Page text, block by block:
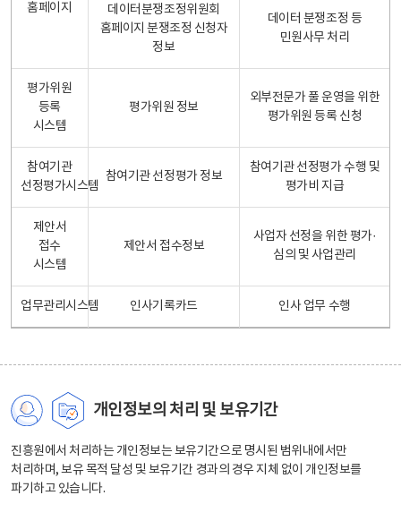
홈페이지
데이터분쟁조정위원회
홈페이지 분쟁조정 신청자
정보
데이터 분쟁조정 등
민원사무 처리
평가위원
등록
시스템
평가위원 정보
외부전문가 풀 운영을 위한
평가위원 등록 신청
참여기관
선정평가시스템
참여기관 선정평가 정보
참여기관 선정평가 수행 및
평가비 지급
제안서
접수
시스템
제안서 접수정보
사업자 선정을 위한 평가·
심의 및 사업관리
업무관리시스템 인사기록카드 인사 업무 수행
개인정보의 처리 및 보유기간
진흥원에서 처리하는 개인정보는 보유기간으로 명시된 범위내에서만
처리하며, 보유 목적 달성 및 보유기간 경과의 경우 지체 없이 개인정보를
파기하고 있습니다.